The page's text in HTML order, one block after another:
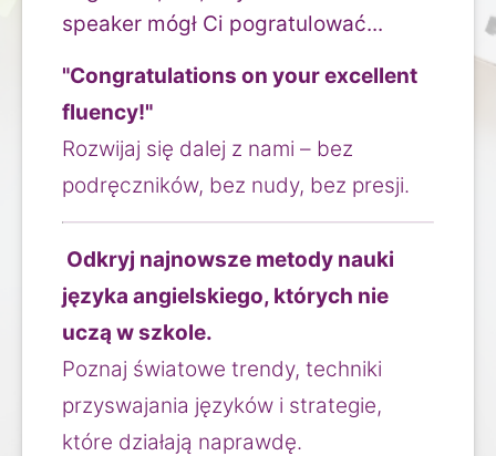
speaker mógł Ci pogratulować...
"Congratulations on your excellent
fluency!"
Rozwijaj się dalej z nami – bez
podręczników, bez nudy, bez presji.
języka angielskiego, których nie
uczą w szkole.
Poznaj światowe trendy, techniki
przyswajania języków i strategie,
które działają naprawdę.